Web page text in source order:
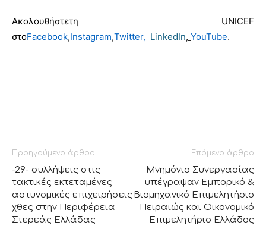
Ακολουθήστετη UNICEF
στοFacebook,Instagram,Twitter, LinkedIn, YouTube.
Προηγούμενο άρθρο
-29- συλλήψεις στις
τακτικές εκτεταμένες
αστυνομικές επιχειρήσεις
χθες στην Περιφέρεια
Στερεάς Ελλάδας
Επόμενο άρθρο
Μνημόνιο Συνεργασίας
υπέγραψαν Εμπορικό &
Βιομηχανικό Επιμελητήριο
Πειραιώς και Οικονομικό
Επιμελητήριο Ελλάδος